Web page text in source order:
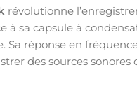
révolutionne
à sa capsule à
Sa réponse en
des sources